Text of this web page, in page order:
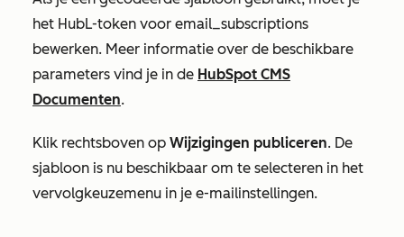
het HubL-token voor email_subscriptions
bewerken. Meer informatie over de beschikbare
parameters vind je in de HubSpot CMS
Documenten.
Klik rechtsboven op Wijzigingen publiceren. De
sjabloon is nu beschikbaar om te selecteren in het
vervolgkeuzemenu in je e-mailinstellingen.